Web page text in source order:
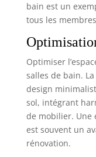
bain est un
tous les
Optimiser
salles de bain.
design
sol, intégrant
de mobilier. Une
est souvent un
rénovation.